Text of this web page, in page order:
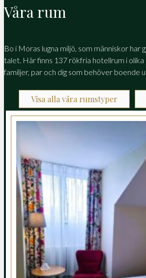
Våra rum
Bo i Moras lugna miljö, som människor har
talet. Här finns 137 rökfria hotellrum i
familjer, par och dig som behöver boende
Visa alla våra rumstyper